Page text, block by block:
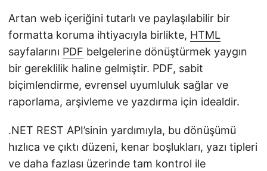
r
Artan web içeriğini tutarlı ve paylaşılabilir bir
formatta koruma ihtiyacıyla birlikte, HTML
sayfalarını PDF belgelerine dönüştürmek yaygın
bir gereklilik haline gelmiştir. PDF, sabit
biçimlendirme, evrensel uyumluluk sağlar ve
raporlama, arşivleme ve yazdırma için idealdir.
.NET REST API’sinin yardımıyla, bu dönüşümü
hızlıca ve çıktı düzeni, kenar boşlukları, yazı tipleri
ve daha fazlası üzerinde tam kontrol ile